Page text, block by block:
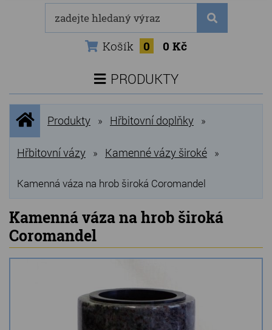
Košík 0 0 Kč
PRODUKTY
NOVINKY
NEJPRODÁVANĚJŠÍ
VÝPRODEJ
Produkty
Grilovací, pečící kameny
Lávové grilovací kameny
Kamenné truhlíky
Doplňky do kuchyně
Úvodní
stránka
Produkty » Hřbitovní doplňky »
Hřbitovní vázy » Kamenné vázy široké »
Kamenná váza na hrob široká Coromandel
Kamenná váza na hrob široká
Coromandel